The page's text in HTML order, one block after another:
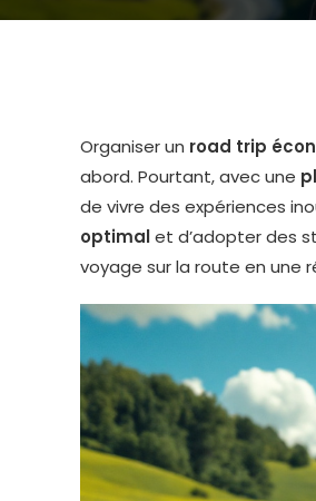
Organiser un road trip
abord. Pourtant, avec une
de vivre des expériences
optimalet d’adopter des
voyage sur la route en une